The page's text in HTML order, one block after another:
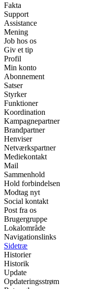
Fakta
Support
Assistance
Mening
Job hos os
Giv et tip
Profil
Min konto
Abonnement
Satser
Styrker
Funktioner
Koordination
Kampagnepartner
Brandpartner
Henviser
Netværkspartner
Mediekontakt
Mail
Sammenhold
Hold forbindelsen
Modtag nyt
Social kontakt
Post fra os
Brugergruppe
Lokalområde
Navigationslinks
Sidetræ
Historier
Historik
Update
Opdateringsstrøm